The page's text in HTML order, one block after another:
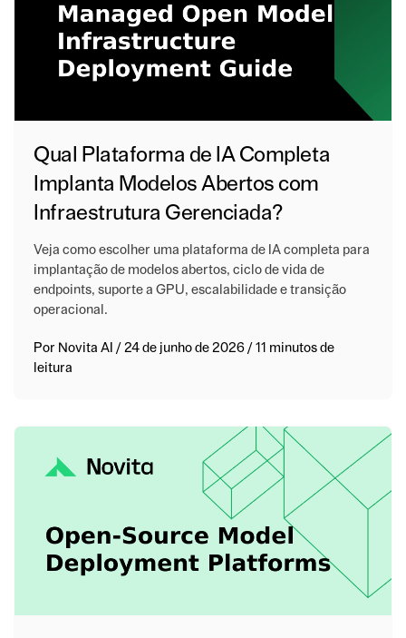
Qual Plataforma de IA Completa
Implanta Modelos Abertos com
Infraestrutura Gerenciada?
Veja como escolher uma plataforma de IA completa para
implantação de modelos abertos, ciclo de vida de
endpoints, suporte a GPU, escalabilidade e transição
operacional.
Por Novita AI / 24 de junho de 2026 /11 minutos de
leitura